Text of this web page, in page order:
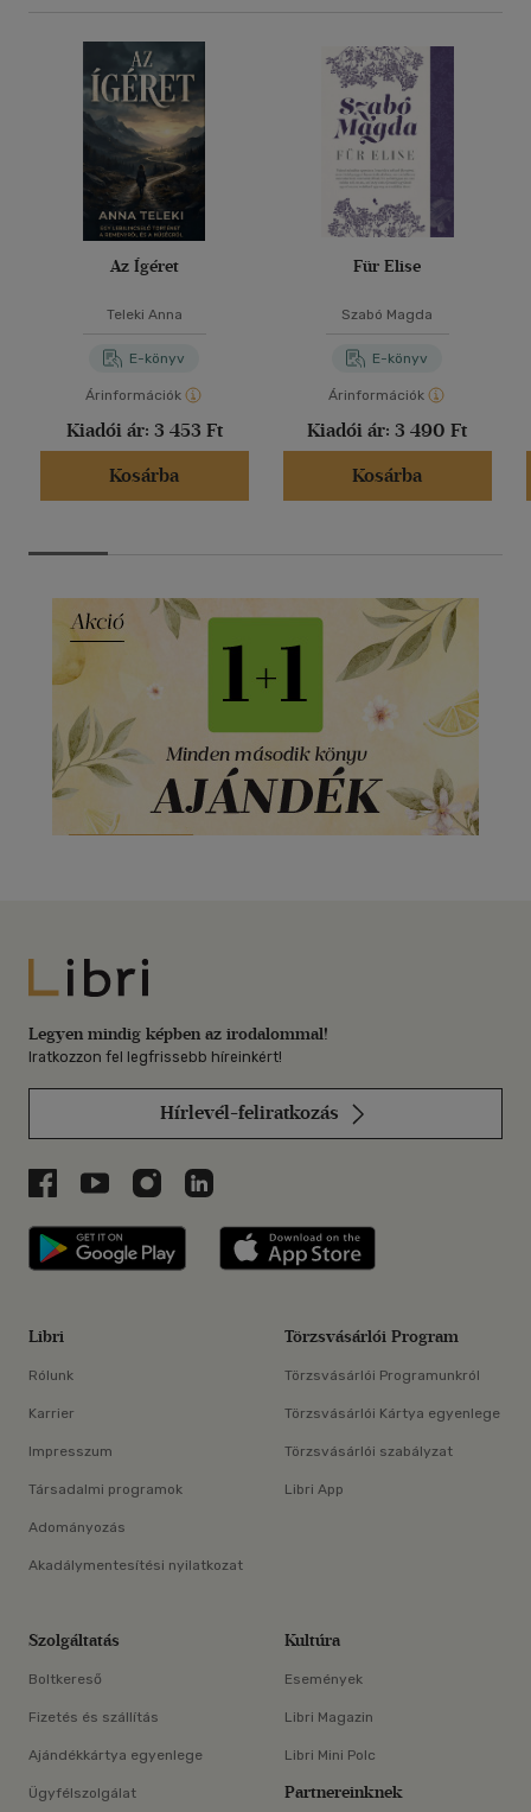
Az Ígéret
Teleki Anna
E-könyv
Árinformációk
Kiadói ár: 3 453 Ft
Kosárba
Für Elise
Szabó Magda
E-könyv
Árinformációk
Kiadói ár: 3 490 Ft
Kosárba
Libri
Legyen mindig képben az irodalommal!
Iratkozzon fel legfrissebb híreinkért!
Hírlevél-feliratkozás
Libri a Facebookon
Libri a Youtube-on
Libri az Instagramon
Libri a LinkedInen
Libri applikáció Szerezd meg: Google
Libri
Rólunk
Karrier
Impresszum
Társadalmi programok
Adományozás
Akadálymentesítési nyilatkozat
Törzsvásárlói Program
Törzsvásárlói Programunkról
Törzsvásárlói Kártya egyenlege
Törzsvásárlói szabályzat
Libri App
Szolgáltatás
Boltkereső
Fizetés és szállítás
Ajándékkártya egyenlege
Ügyfélszolgálat
Kultúra
Események
Libri Magazin
Libri Mini Polc
Partnereinknek